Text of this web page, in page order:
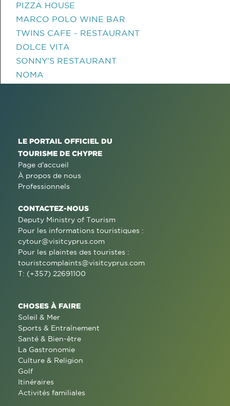
PIZZA HOUSE
MARCO POLO WINE BAR
TWINS CAFE - RESTAURANT
DOLCE VITA
SONNY'S RESTAURANT
NOMA
LE PORTAIL OFFICIEL DU
TOURISME DE CHYPRE
Page d'accueil
À propos de nous
Professionnels
CONTACTEZ-NOUS
Deputy Ministry of Tourism
Pour les informations touristiques :
cytour@visitcyprus.com
Pour les plaintes des touristes :
touristcomplaints@visitcyprus.com
T: (+357) 22691100
CHOSES À FAIRE
Soleil & Mer
Sports & Entraînement
Santé & Bien-être
La Gastronomie
Culture & Religion
Golf
Itinéraires
Activités familiales